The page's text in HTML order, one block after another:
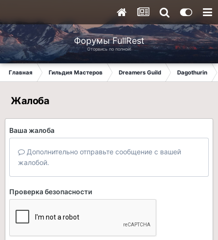
Форумы FullRest
Оторвись по полной!
Главная Гильдия Мастеров Dreamers Guild Dagothurin
Жалоба
Ваша жалоба
Дополнительно отправьте сообщение с вашей
жалобой.
Проверка безопасности